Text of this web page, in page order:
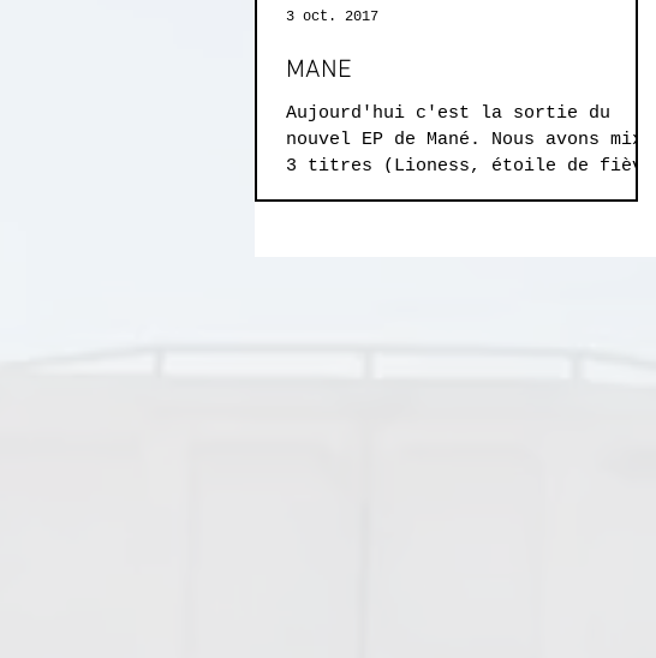
MANE
Aujourd'hui c'est la sortie du
nouvel EP de Mané. Nous avons mixé
3 titres (Lioness, étoile de fièvre
3 oct. 2017